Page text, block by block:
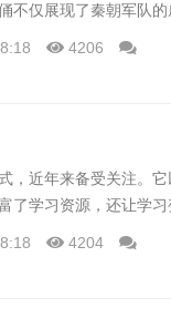
不仅展现了秦朝军队
4206
，近年来备受关注。
了学习资源，还让学
4204